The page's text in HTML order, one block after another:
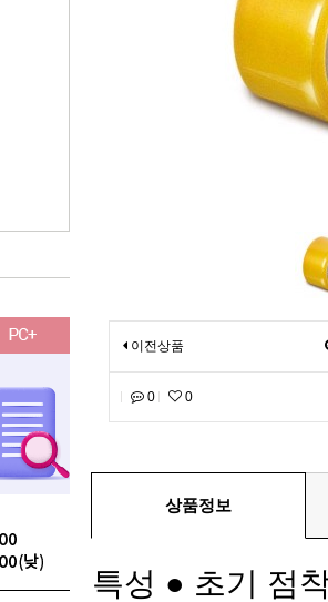
이전상품
0 0
상품정보
특성 ● 초기 점